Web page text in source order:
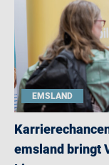
EMSLAND
emsland bringt